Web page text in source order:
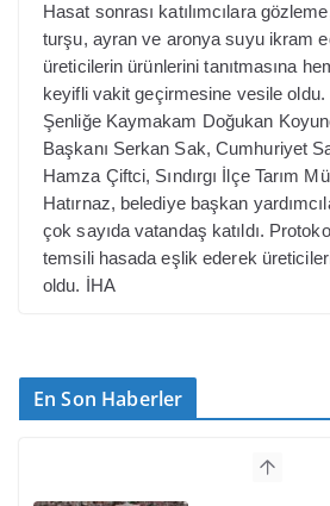
Hasat sonrası katılımcılara
turşu, ayran ve aronya suyu ikram
üreticilerin ürünlerini tanıtmasına
keyifli vakit geçirmesine vesile oldu.
Şenliğe Kaymakam Doğukan
Başkanı Serkan Sak, Cumhuriyet
Hamza Çiftci, Sındırgı İlçe Tarım
Hatırnaz, belediye başkan
çok sayıda vatandaş katıldı.
temsili hasada eşlik ederek
oldu. İHA
En Son Haberler